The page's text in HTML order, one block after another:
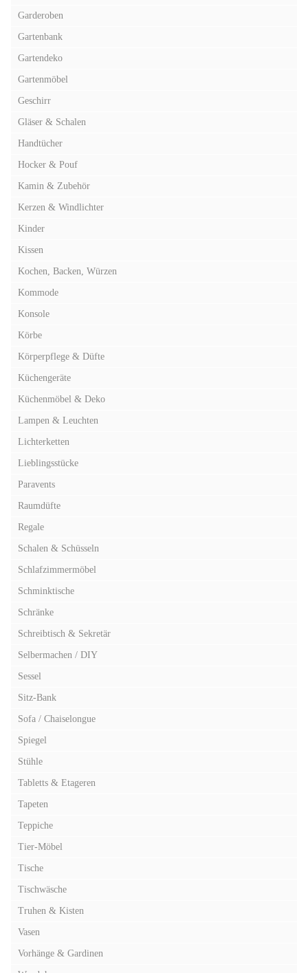
Garderoben
Gartenbank
Gartendeko
Gartenmöbel
Geschirr
Gläser & Schalen
Handtücher
Hocker & Pouf
Kamin & Zubehör
Kerzen & Windlichter
Kinder
Kissen
Kochen, Backen, Würzen
Kommode
Konsole
Körbe
Körperpflege & Düfte
Küchengeräte
Küchenmöbel & Deko
Lampen & Leuchten
Lichterketten
Lieblingsstücke
Paravents
Raumdüfte
Regale
Schalen & Schüsseln
Schlafzimmermöbel
Schminktische
Schränke
Schreibtisch & Sekretär
Selbermachen / DIY
Sessel
Sitz-Bank
Sofa / Chaiselongue
Spiegel
Stühle
Tabletts & Etageren
Tapeten
Teppiche
Tier-Möbel
Tische
Tischwäsche
Truhen & Kisten
Vasen
Vorhänge & Gardinen